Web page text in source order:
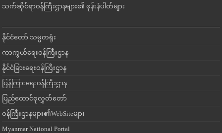
သက်ဆိုင်ရာဝန်ကြီးဌာနများ၏ ဖုန်းနံပါတ်များ
နိုင်ငံတော် သမ္မတရုံး
ကာကွယ်ရေးဝန်ကြီးဌာန
နိုင်ငံခြားရေးဝန်ကြီးဌာန
ပြန်ကြားရေးဝန်ကြီးဌာန
ပြည်ထောင်စုလွှတ်တော်
ဝန်ကြီးဌာနများ၏WebSiteများ
Myanmar National Portal